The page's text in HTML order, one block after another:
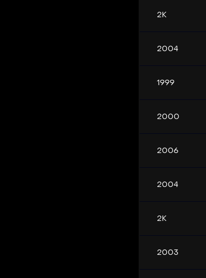
2K
2004
1999
2000
2006
2004
2K
2003